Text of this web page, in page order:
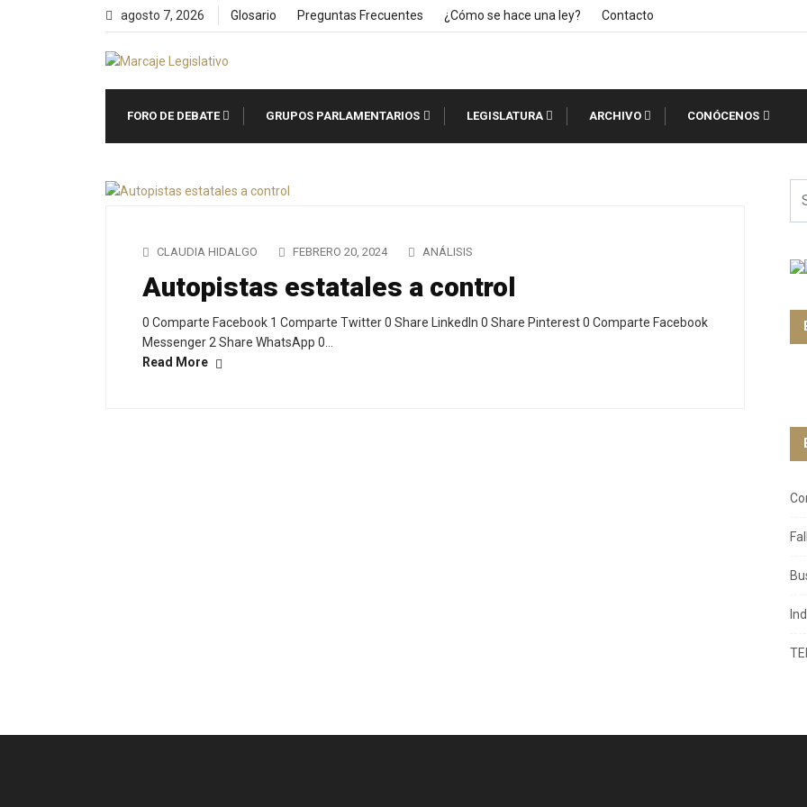
agosto 7, 2026 Glosario Preguntas Frecuentes ¿Cómo se hace una ley? Contacto
FORO DE DEBATE GRUPOS PARLAMENTARIOS LEGISLATURA ARCHIVO CONÓCENOS
CLAUDIA HIDALGO FEBRERO 20, 2024 ANÁLISIS
Autopistas estatales a control
0 Comparte Facebook 1 Comparte Twitter 0 Share LinkedIn 0 Share Pinterest 0 Comparte Facebook
Messenger 2 Share WhatsApp 0…
Read More